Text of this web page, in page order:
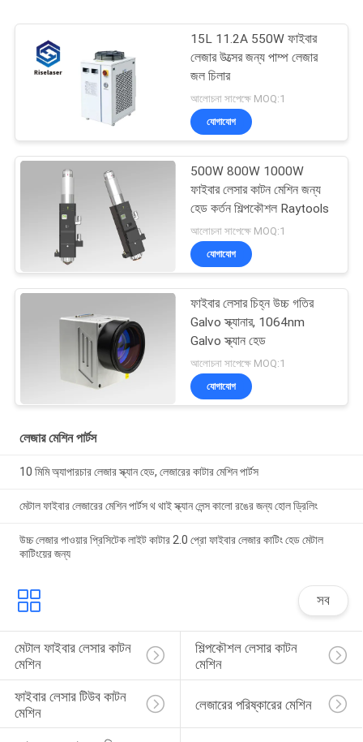
15L 11.2A 550W ফাইবার
লেজার উত্সের জন্য পাম্প লেজার
জল চিলার
আলোচনা সাপেক্ষে MOQ:1
যোগাযোগ
500W 800W 1000W
ফাইবার লেসার কাটন মেশিন জন্য
হেড কর্তন শিল্পকৌশল Raytools
আলোচনা সাপেক্ষে MOQ:1
যোগাযোগ
ফাইবার লেসার চিহ্ন উচ্চ গতির
Galvo স্ক্যানার, 1064nm
Galvo স্ক্যান হেড
আলোচনা সাপেক্ষে MOQ:1
যোগাযোগ
লেজার মেশিন পার্টস
10 মিমি অ্যাপারচার লেজার স্ক্যান হেড, লেজারের কাটার মেশিন পার্টস
মেটাল ফাইবার লেজারের মেশিন পার্টস থ থাই স্ক্যান লেন্স কালো রঙের জন্য হোল ড্রিলিং
উচ্চ লেজার পাওয়ার প্রিসিটেক লাইট কাটার 2.0 প্রো ফাইবার লেজার কাটিং হেড মেটাল
কাটিংয়ের জন্য
সব
মেটাল ফাইবার লেসার কাটন
মেশিন
শিল্পকৌশল লেসার কাটন
মেশিন
ফাইবার লেসার টিউব কাটন
মেশিন
লেজারের পরিষ্কারের মেশিন